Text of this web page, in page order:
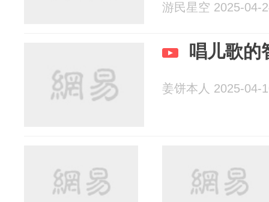
游民星空 2025-04-
唱儿歌的
姜饼本人 2025-04-